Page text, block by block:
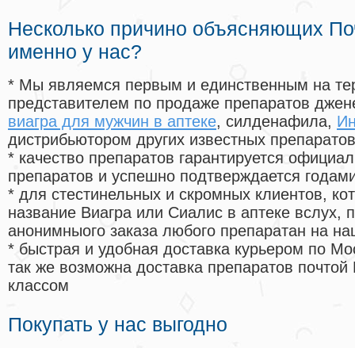
Несколько причино объясняющих
именно у нас?
* Мы являемся первым и единственным на
представителем по продаже препаратов
виагра для мужчин в аптеке, силденафила,
дистрибьютором других известных препаратов
* качество препаратов гарантируется
препаратов и успешно подтверждается
* для стестинельных и скромных клиентов,
название Виагра или Сиалис в аптеке вслух,
анонимныого заказа любого препаратан на
* быстрая и удобная доставка курьером по
так же возможна доставка препаратов
классом
Покупать у нас выгодно